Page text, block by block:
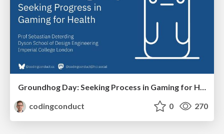
Groundhog Day: Seeking Process in Gaming for Health
codingconduct
0 270